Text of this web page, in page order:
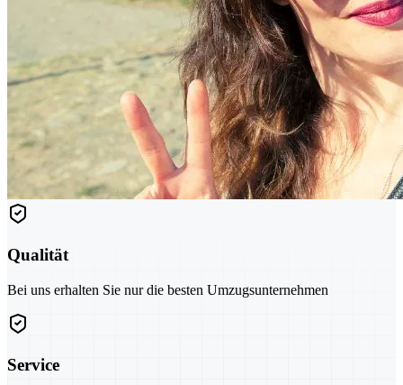
Qualität
Bei uns erhalten Sie nur die besten Umzugsunternehmen
Service